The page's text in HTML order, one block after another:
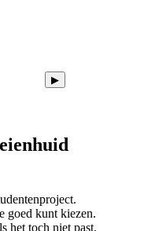
▶
goed kunt kiezen.
het toch niet past.